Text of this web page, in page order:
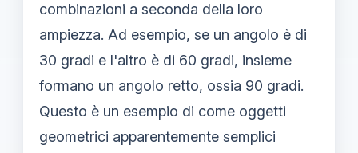
combinazioni a seconda della loro
ampiezza. Ad esempio, se un angolo è di
30 gradi e l'altro è di 60 gradi, insieme
formano un angolo retto, ossia 90 gradi.
Questo è un esempio di come oggetti
geometrici apparentemente semplici